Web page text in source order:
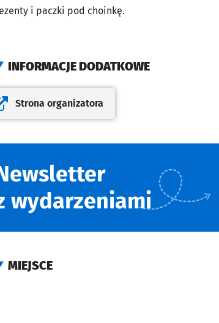
i paczki pod choinkę.
INFORMACJE DODATKOWE
się w nowej karcie
Strona organizatora
wydarzeniami
MIEJSCE